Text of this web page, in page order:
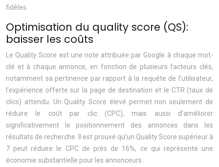
fidèles.
Optimisation du quality score (QS):
baisser les coûts
Le Quality Score est une note attribuée par Google à chaque mot-
clé et à chaque annonce, en fonction de plusieurs facteurs clés,
notamment sa pertinence par rapport à la requête de l’utilisateur,
l’expérience offerte sur la page de destination et le CTR (taux de
clics) attendu. Un Quality Score élevé permet non seulement de
réduire le coût par clic (CPC), mais aussi d’améliorer
significativement le positionnement des annonces dans les
résultats de recherche. Il est prouvé qu’un Quality Score supérieur à
7 peut réduire le CPC de près de 16%, ce qui représente une
économie substantielle pour les annonceurs.